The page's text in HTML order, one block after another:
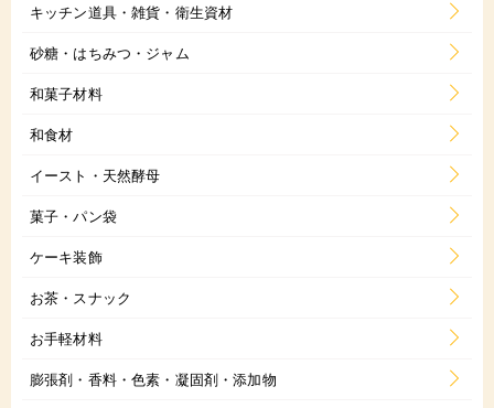
キッチン道具・雑貨・衛生資材
砂糖・はちみつ・ジャム
和菓子材料
和食材
イースト・天然酵母
菓子・パン袋
ケーキ装飾
お茶・スナック
お手軽材料
膨張剤・香料・色素・凝固剤・添加物